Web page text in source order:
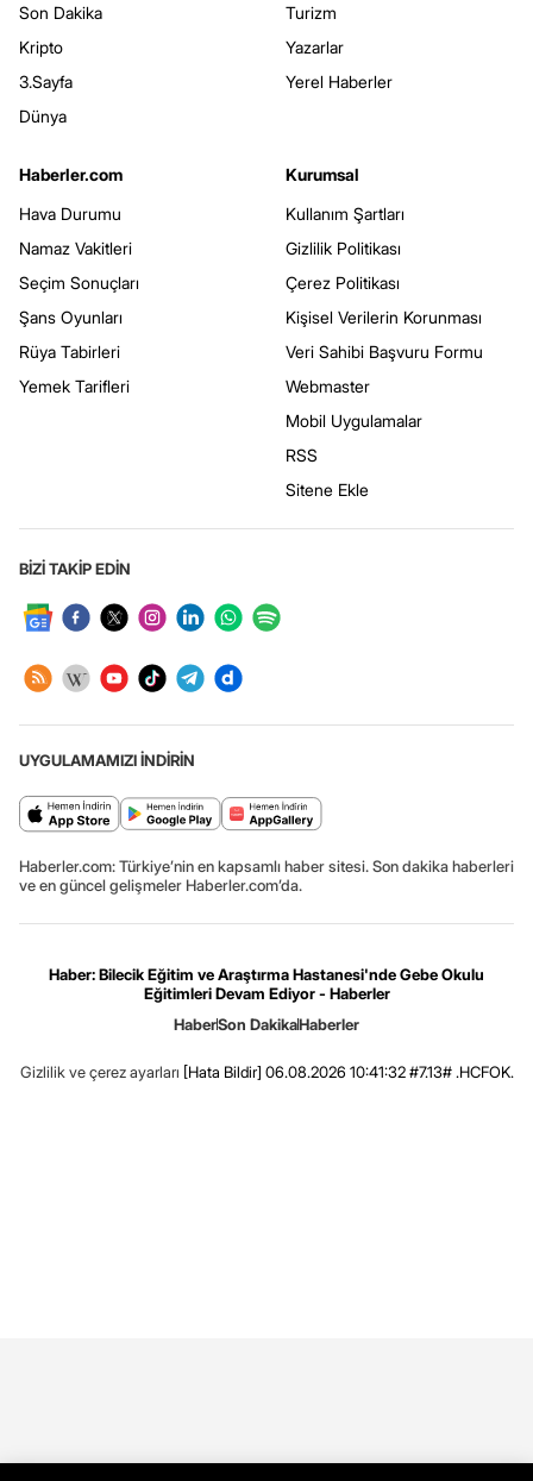
Son Dakika
Kripto
3.Sayfa
Dünya
Turizm
Yazarlar
Yerel Haberler
Haberler.com
Hava Durumu
Namaz Vakitleri
Seçim Sonuçları
Şans Oyunları
Rüya Tabirleri
Yemek Tarifleri
Kurumsal
Kullanım Şartları
Gizlilik Politikası
Çerez Politikası
Kişisel Verilerin Korunması
Veri Sahibi Başvuru Formu
Webmaster
Mobil Uygulamalar
RSS
Sitene Ekle
BİZİ TAKİP EDİN
UYGULAMAMIZI İNDİRİN
Haberler.com: Türkiye’nin en kapsamlı haber sitesi. Son dakika haberleri
ve en güncel gelişmeler Haberler.com’da.
Haber: Bilecik Eğitim ve Araştırma Hastanesi'nde Gebe Okulu
Eğitimleri Devam Ediyor - Haberler
HaberSon DakikaHaberler
Gizlilik ve çerez ayarları [Hata Bildir] 06.08.2026 10:41:32 #7.13# .HCFOK.